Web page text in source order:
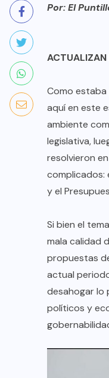
Por: El
ACTUALIZAN
Como
aquí en este
ambiente
legislativa,
resolvieron
complicados:
y el
Si bien el
mala calidad
propuestas
actual
desahogar lo
políticos y